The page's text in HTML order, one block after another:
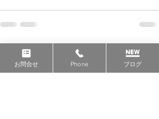
最新記事 すべて表示
お問合せ Phone ブログ